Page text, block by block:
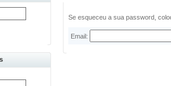
Se esqueceu a sua password,
Email: